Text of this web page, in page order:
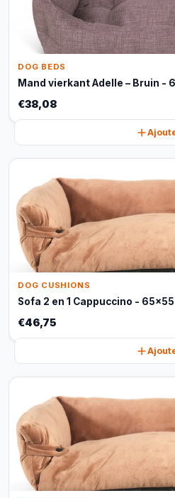
DOG BEDS
Mand vierkant Adelle – Bruin -
€38,08
DOG CUSHIONS
Sofa 2 en 1 Cappuccino -
€46,75